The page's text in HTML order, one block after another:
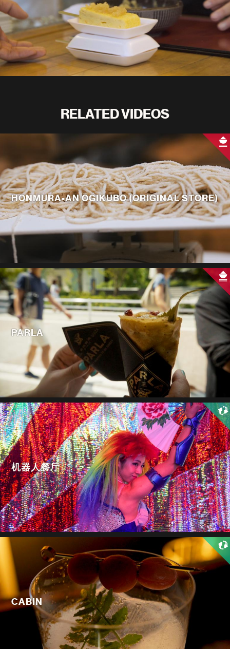
RELATED VIDEOS
HONMURA-AN OGIKUBO (ORIGINAL STORE)
PARLA
机器人餐厅
CABIN